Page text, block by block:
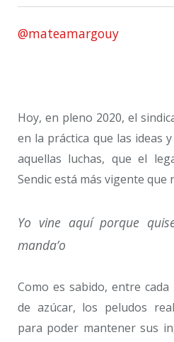
@mateamargouy
Hoy, en pleno 2020, el
en la práctica que las ideas
aquellas luchas, que el
Sendic está más vigente que
Yo vine aquí porque
manda’o
Como es sabido, entre
de azúcar, los peludos
para poder mantener sus